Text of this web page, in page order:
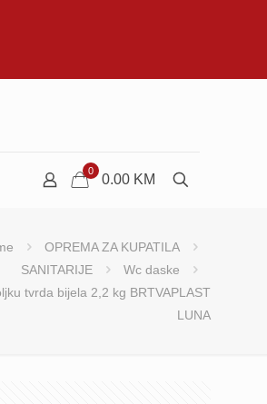
0
0.00 KM
OPREMA ZA KUPATILA
SANITARIJE
Wc daske
tvrda bijela 2,2 kg BRTVAPLAST
LUNA